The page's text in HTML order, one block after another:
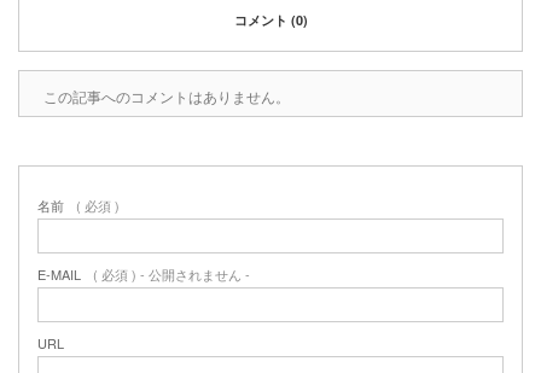
コメント (0)
この記事へのコメントはありません。
名前 ( 必須 )
E-MAIL ( 必須 ) - 公開されません -
URL